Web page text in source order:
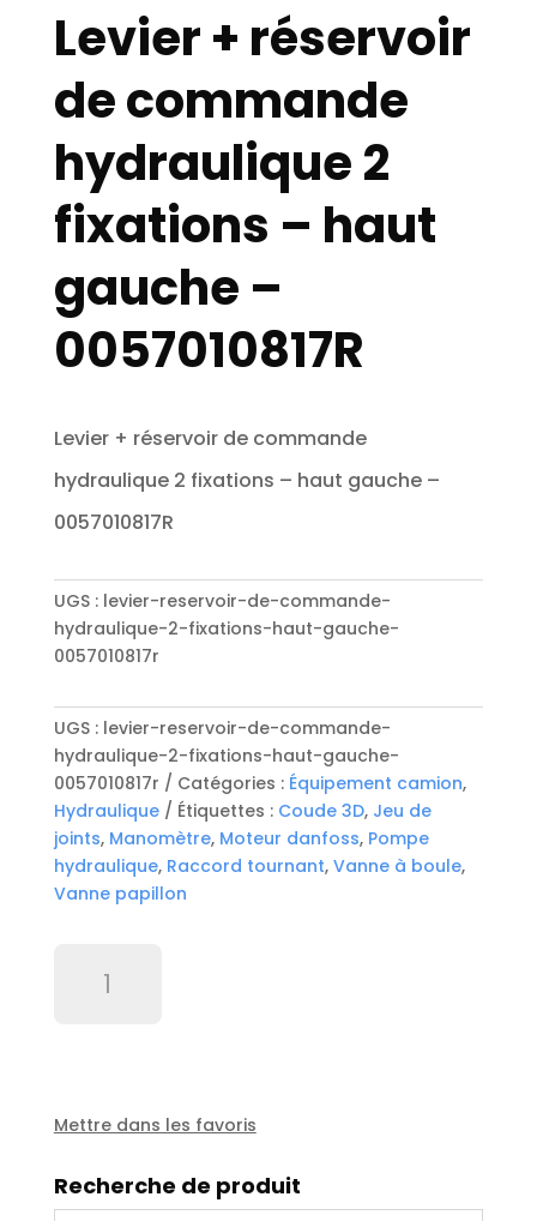
Levier + réservoir
de commande
hydraulique 2
fixations – haut
gauche –
0057010817R
Levier + réservoir de commande
hydraulique 2 fixations – haut gauche –
0057010817R
UGS : levier-reservoir-de-commande-
hydraulique-2-fixations-haut-gauche-
0057010817r
UGS : levier-reservoir-de-commande-
hydraulique-2-fixations-haut-gauche-
0057010817r
Catégories : Équipement camion,
Hydraulique
Étiquettes : Coude 3D, Jeu de
joints, Manomètre, Moteur danfoss, Pompe
hydraulique, Raccord tournant, Vanne à boule,
Vanne papillon
commande
2
fixations
Mettre dans les favoris
Recherche de produit